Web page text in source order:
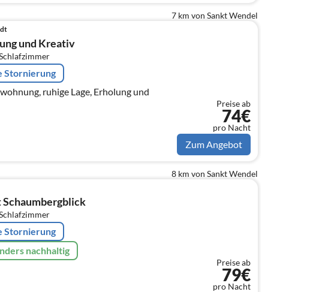
7 km von Sankt Wendel
und Kreativ
Stornierung
ruhige Lage, Erholung und
Preise ab
74€
pro Nacht
Zum Angebot
8 km von Sankt Wendel
Stornierung
nachhaltig
Preise ab
79€
pro Nacht